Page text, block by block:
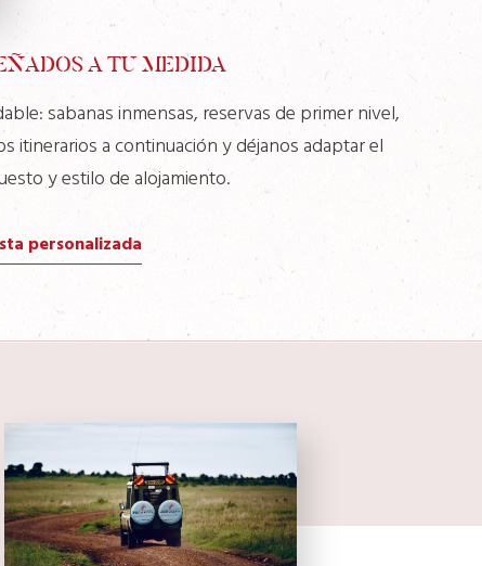
A TU MEDIDA
sabanas inmensas, reservas de primer nivel,
itinerarios a continuación y déjanos adaptar el
y estilo de alojamiento.
personalizada